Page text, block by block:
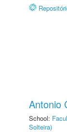
Antonio
School:
Solteira)